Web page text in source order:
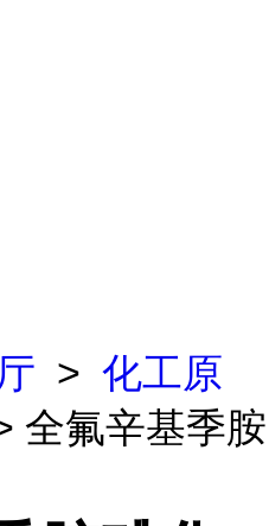
> 化工原
全氟辛基季胺